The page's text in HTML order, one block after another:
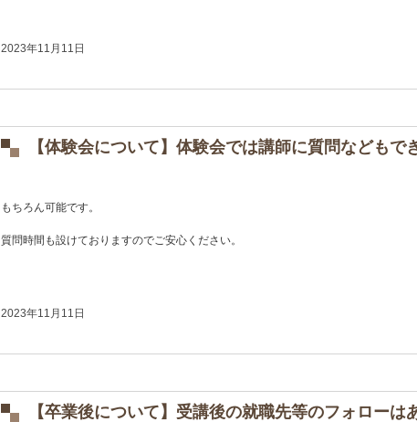
2023年11月11日
【体験会について】体験会では講師に質問などもで
もちろん可能です。
質問時間も設けておりますのでご安心ください。
2023年11月11日
【卒業後について】受講後の就職先等のフォローは